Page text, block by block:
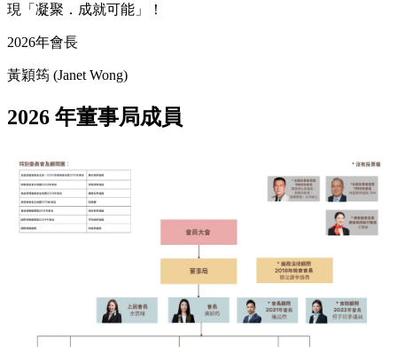
現「凝聚．成就可能」！
2026年會長
黃穎筠 (Janet Wong)
2026 年董事局成員